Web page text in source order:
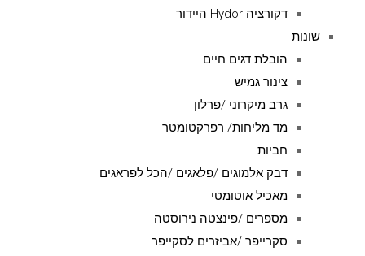
דקורציה Hydor היידור
שונות
הובלת דגים חיים
צינור גמיש
גרב מיקרוני /פרלון
מד מליחות/ רפרקטומטר
חביות
דבק אלמוגים /פלאגים /הכל לפראגים
מאכיל אוטומטי
מספרים /פינצטה נירוסטה
סקרייפר /אביזרים לסקייפר